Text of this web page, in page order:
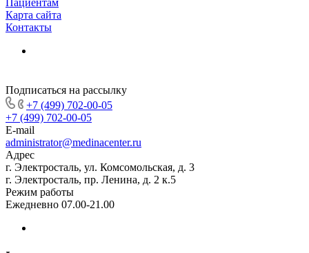
Пациентам
Карта сайта
Контакты
Подписаться на рассылку
+7 (499) 702-00-05
+7 (499) 702-00-05
E-mail
administrator@medinacenter.ru
Адрес
г. Электросталь, ул. Комсомольская, д. 3
г. Электросталь, пр. Ленина, д. 2 к.5
Режим работы
Ежедневно 07.00-21.00